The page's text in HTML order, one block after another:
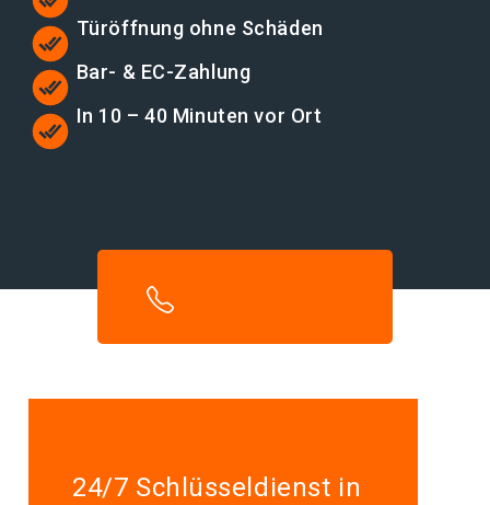
Türöffnung ohne Schäden
Bar- & EC-Zahlung
In 10 – 40 Minuten vor Ort
24/7 Schlüsseldienst in